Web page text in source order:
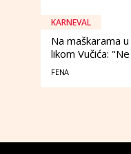
KARNEVAL
Na maškarama
likom Vučića:
FENA